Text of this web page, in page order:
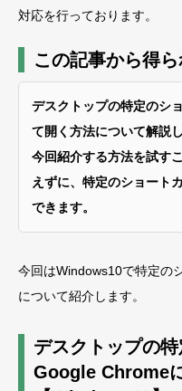
対応を行っております。
この記事から得
デスクトップの特定のシ
て開く方法について解説し
今回紹介する方法を試す
えずに、特定のショート
できます。
今回はWindows10で特定の
について紹介します。
デスクトップの
Google Chrome